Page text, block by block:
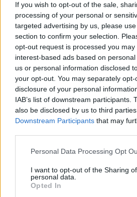
If you wish to opt-out of the sale,
processing of your personal or
targeted advertising by us, please
section to confirm your selection.
opt-out request is processed you may
interest-based ads based on
us or personal information disclosed
your opt-out. You may separately
disclosure of your personal
IAB’s list of downstream participants.
also be disclosed by us to third
Downstream Participants that may
Please note that this website/app
not limited to your visit or usage
grant or deny consent to Google and
use your data for below specified
Personal Data Processing Opt
I want to opt-out of the Sharing
personal data.
Opted In
Crawfordhoz fűződő
kötetben. Könyvében az
felelőssé Brownt lánya
mindössze annyit írt: "Nem
egy biztos!"
Whitney Houston 2012.
meg egy Beverly Hills-i
fürdőkádba, miután kokaint
Negyvennyolc éves volt. A
hosszú éveken át
időben sikerült kilábalnia, de
visszaesett.
Forrás:Hirado.hu